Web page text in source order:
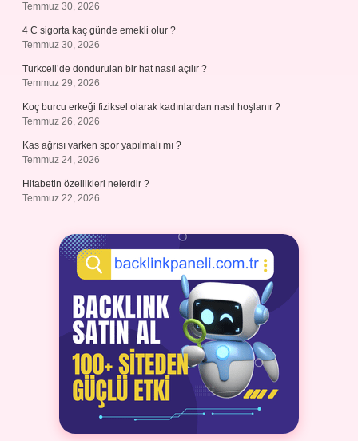
Temmuz 30, 2026
4 C sigorta kaç günde emekli olur ?
Temmuz 30, 2026
Turkcell’de dondurulan bir hat nasıl açılır ?
Temmuz 29, 2026
Koç burcu erkeği fiziksel olarak kadınlardan nasıl hoşlanır ?
Temmuz 26, 2026
Kas ağrısı varken spor yapılmalı mı ?
Temmuz 24, 2026
Hitabetin özellikleri nelerdir ?
Temmuz 22, 2026